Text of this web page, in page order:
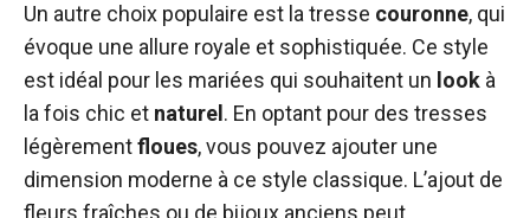
Un autre choix populaire est la tresse couronne, qui
évoque une allure royale et sophistiquée. Ce style
est idéal pour les mariées qui souhaitent un look à
la fois chic et naturel . En optant pour des tresses
légèrementfloues, vous pouvez ajouter une
dimension moderne à ce style classique. L’ajout de
fleurs fraîches ou de bijoux anciens peut